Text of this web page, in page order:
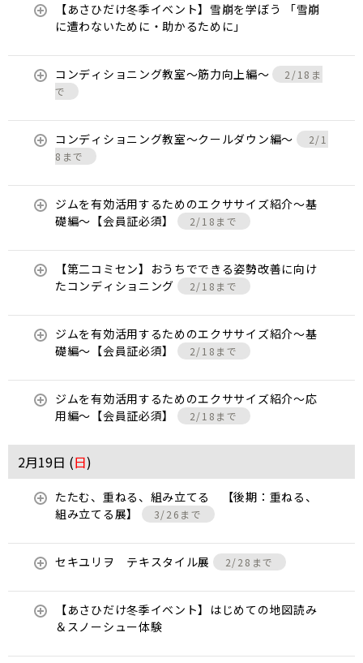
【あさひだけ冬季イベント】雪崩を学ぼう 「雪崩
に遭わないために・助かるために」
コンディショニング教室〜筋力向上編〜
2/18ま
で
コンディショニング教室〜クールダウン編〜
2/1
8まで
ジムを有効活用するためのエクササイズ紹介〜基
礎編〜【会員証必須】
2/18まで
【第二コミセン】おうちでできる姿勢改善に向け
たコンディショニング
2/18まで
ジムを有効活用するためのエクササイズ紹介〜基
礎編〜【会員証必須】
2/18まで
ジムを有効活用するためのエクササイズ紹介〜応
用編〜【会員証必須】
2/18まで
2月19日 (日)
たたむ、重ねる、組み立てる 【後期：重ねる、
組み立てる展】
3/26まで
セキユリヲ テキスタイル展 2/28まで
【あさひだけ冬季イベント】はじめての地図読み
＆スノーシュー体験